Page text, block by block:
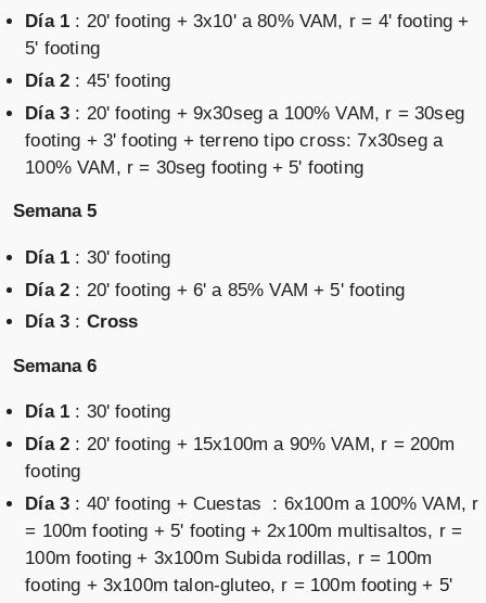
Día 1 : 20' footing + 3x10' a 80% VAM, r = 4' footing +
5' footing
Día 2 : 45' footing
Día 3 : 20' footing + 9x30seg a 100% VAM, r = 30seg
footing + 3' footing + terreno tipo cross: 7x30seg a
100% VAM, r = 30seg footing + 5' footing
Semana 5
Día 1 : 30' footing
Día 2 : 20' footing + 6' a 85% VAM + 5' footing
Día 3 : Cross
Semana 6
Día 1 : 30' footing
Día 2 : 20' footing + 15x100m a 90% VAM, r = 200m
footing
Día 3 : 40' footing + Cuestas : 6x100m a 100% VAM, r
= 100m footing + 5' footing + 2x100m multisaltos, r =
100m footing + 3x100m Subida rodillas, r = 100m
footing + 3x100m talon-gluteo, r = 100m footing + 5'